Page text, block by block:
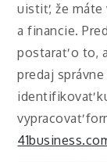
uistiť, že máte
a financie.
postarať o to,
predaj
identifikovať
vypracovať